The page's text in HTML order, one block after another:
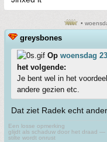
•
greysbones
Op woensdag
het volgende:
Je bent wel in het
andere gezien etc.
Dat ziet Radek echt
Een losse opmerking
glijdt als schaduw door het draad —
stilte wordt onrust